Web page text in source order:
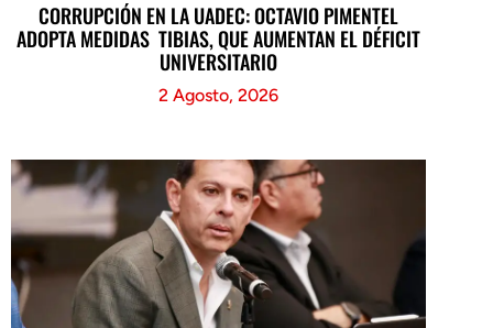
CORRUPCIÓN EN LA UADEC: OCTAVIO PIMENTEL
ADOPTA MEDIDAS TIBIAS, QUE AUMENTAN EL DÉFICIT
UNIVERSITARIO
2 Agosto, 2026